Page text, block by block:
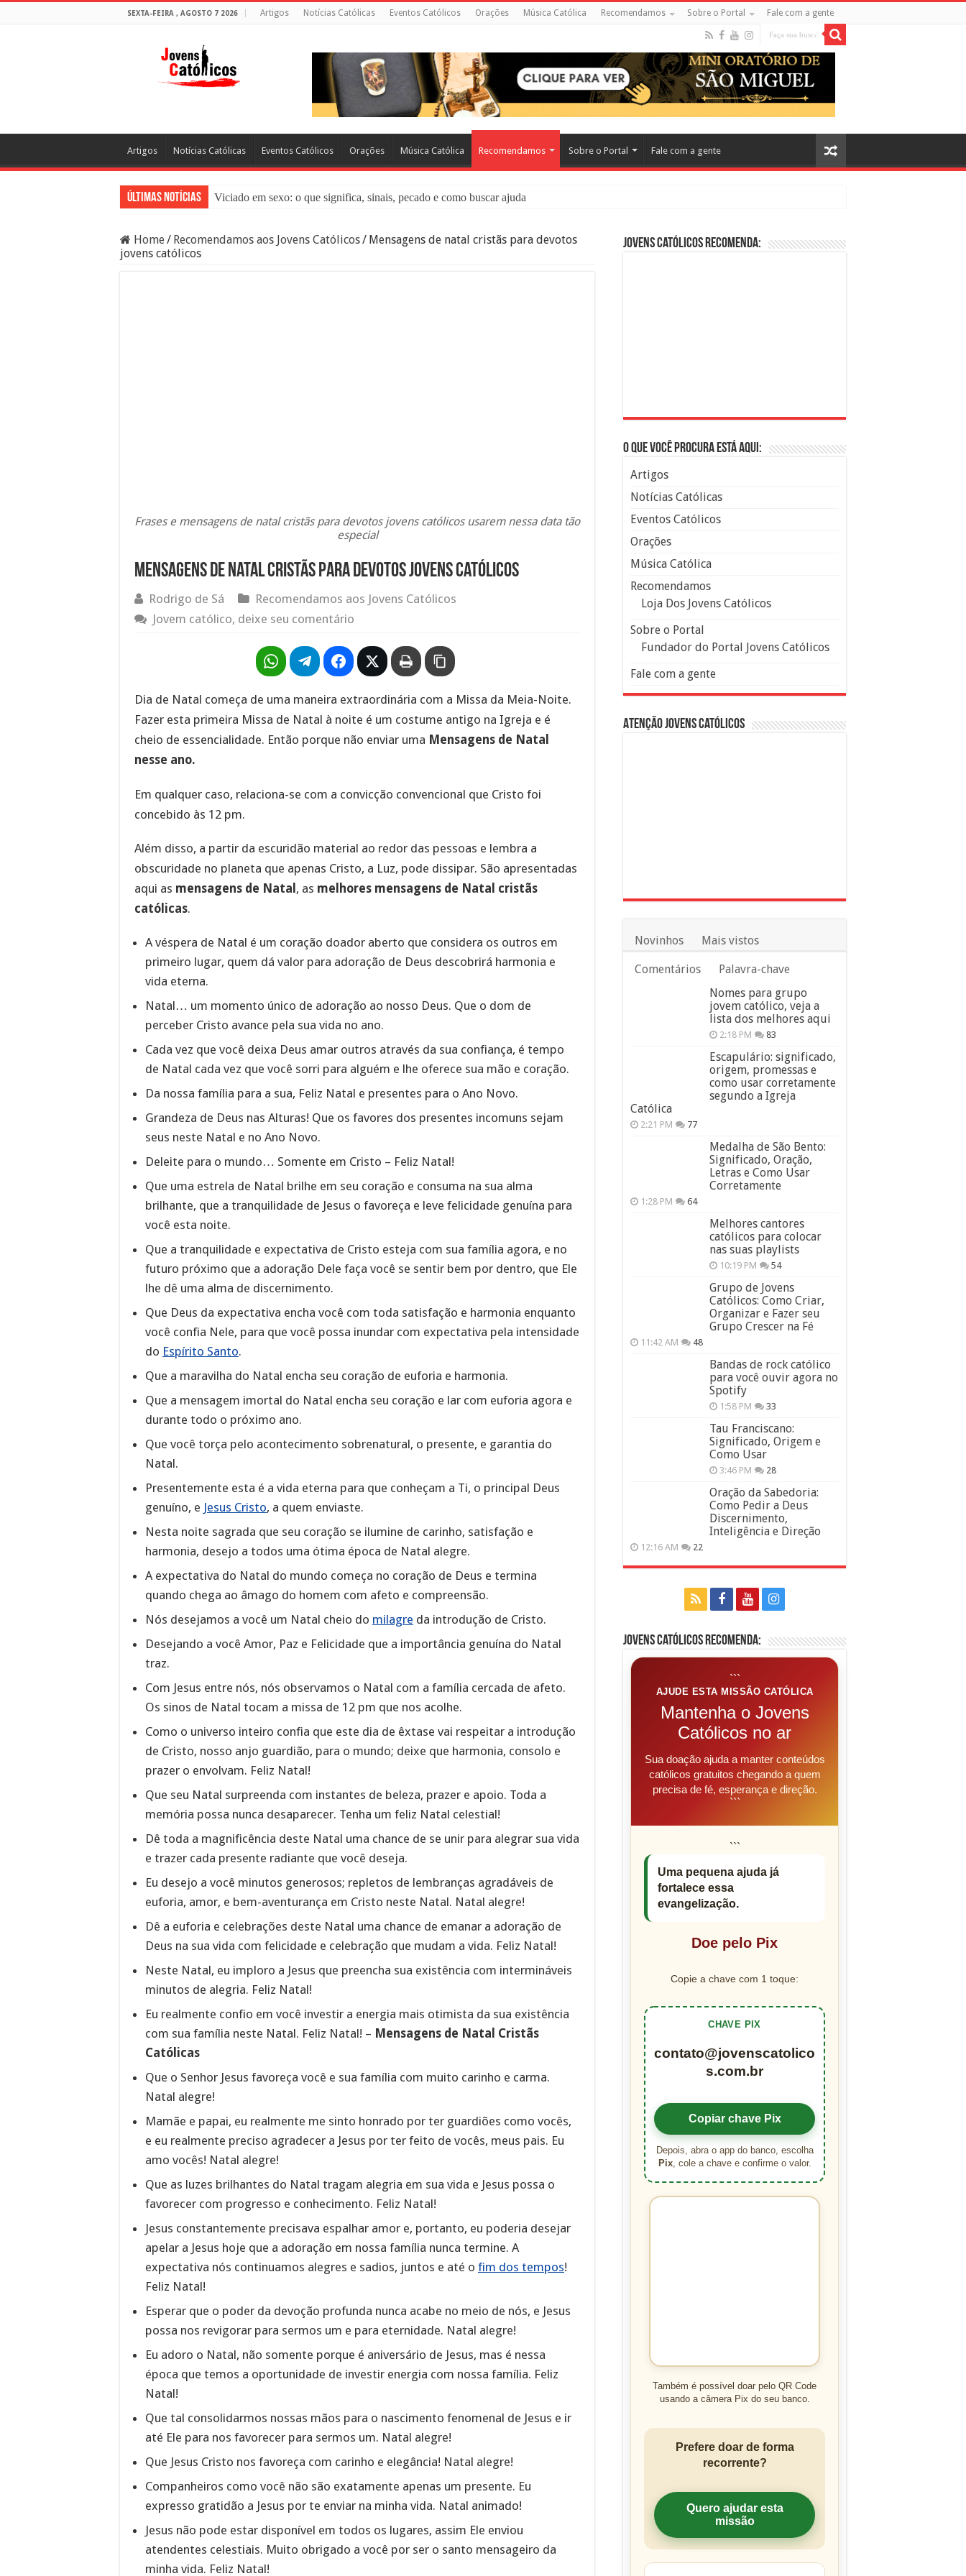
SEXTA-FEIRA , AGOSTO 7 2026 Artigos Notícias Católicas Eventos Católicos Orações Música Católica Recomendamos Sobre o Portal Fale com a gente
Artigos Notícias Católicas Eventos Católicos Orações Música Católica Recomendamos Sobre o Portal Fale com a gente
Últimas Notícias
Viciado em sexo: o que significa, sinais, pecado e como buscar ajuda
Filme Sagrado Coração – Seu Reino Não Terá Fim: O Documentário Que Vai Tocar os Católicos no Cinema
Home/ Recomendamos aos Jovens Católicos/ Mensagens de natal cristãs para devotos
jovens católicos
Frases e mensagens de natal cristãs para devotos jovens católicos usarem nessa data tão
especial
Mensagens de natal cristãs para devotos jovens católicos
Rodrigo de Sá
Recomendamos aos Jovens Católicos
Jovem católico, deixe seu comentário
Dia de Natal começa de uma maneira extraordinária com a Missa da Meia-Noite.
Fazer esta primeira Missa de Natal à noite é um costume antigo na Igreja e é
cheio de essencialidade. Então porque não enviar uma Mensagens de Natal
nesse ano.
Em qualquer caso, relaciona-se com a convicção convencional que Cristo foi
concebido às 12 pm.
Além disso, a partir da escuridão material ao redor das pessoas e lembra a
obscuridade no planeta que apenas Cristo, a Luz, pode dissipar. São apresentadas
aqui as mensagens de Natal , as melhores mensagens de Natal cristãs
católicas.
A véspera de Natal é um coração doador aberto que considera os outros em
primeiro lugar, quem dá valor para adoração de Deus descobrirá harmonia e
vida eterna.
Natal… um momento único de adoração ao nosso Deus. Que o dom de
perceber Cristo avance pela sua vida no ano.
Cada vez que você deixa Deus amar outros através da sua confiança, é tempo
de Natal cada vez que você sorri para alguém e lhe oferece sua mão e coração.
Da nossa família para a sua, Feliz Natal e presentes para o Ano Novo.
Grandeza de Deus nas Alturas! Que os favores dos presentes incomuns sejam
seus neste Natal e no Ano Novo.
Deleite para o mundo… Somente em Cristo – Feliz Natal!
Que uma estrela de Natal brilhe em seu coração e consuma na sua alma
brilhante, que a tranquilidade de Jesus o favoreça e leve felicidade genuína para
você esta noite.
Que a tranquilidade e expectativa de Cristo esteja com sua família agora, e no
futuro próximo que a adoração Dele faça você se sentir bem por dentro, que Ele
lhe dê uma alma de discernimento.
Que Deus da expectativa encha você com toda satisfação e harmonia enquanto
você confia Nele, para que você possa inundar com expectativa pela intensidade
do Espírito Santo.
Que a maravilha do Natal encha seu coração de euforia e harmonia.
Que a mensagem imortal do Natal encha seu coração e lar com euforia agora e
durante todo o próximo ano.
Que você torça pelo acontecimento sobrenatural, o presente, e garantia do
Natal.
Presentemente esta é a vida eterna para que conheçam a Ti, o principal Deus
genuíno, e Jesus Cristo, a quem enviaste.
Nesta noite sagrada que seu coração se ilumine de carinho, satisfação e
harmonia, desejo a todos uma ótima época de Natal alegre.
A expectativa do Natal do mundo começa no coração de Deus e termina
quando chega ao âmago do homem com afeto e compreensão.
Nós desejamos a você um Natal cheio do milagre da introdução de Cristo.
Desejando a você Amor, Paz e Felicidade que a importância genuína do Natal
traz.
Com Jesus entre nós, nós observamos o Natal com a família cercada de afeto.
Os sinos de Natal tocam a missa de 12 pm que nos acolhe.
Como o universo inteiro confia que este dia de êxtase vai respeitar a introdução
de Cristo, nosso anjo guardião, para o mundo; deixe que harmonia, consolo e
prazer o envolvam. Feliz Natal!
Que seu Natal surpreenda com instantes de beleza, prazer e apoio. Toda a
memória possa nunca desaparecer. Tenha um feliz Natal celestial!
Dê toda a magnificência deste Natal uma chance de se unir para alegrar sua vida
e trazer cada presente radiante que você deseja.
Eu desejo a você minutos generosos; repletos de lembranças agradáveis de
euforia, amor, e bem-aventurança em Cristo neste Natal. Natal alegre!
Dê a euforia e celebrações deste Natal uma chance de emanar a adoração de
Deus na sua vida com felicidade e celebração que mudam a vida. Feliz Natal!
Neste Natal, eu imploro a Jesus que preencha sua existência com intermináveis
minutos de alegria. Feliz Natal!
Eu realmente confio em você investir a energia mais otimista da sua existência
com sua família neste Natal. Feliz Natal! – Mensagens de Natal Cristãs
Católicas
Que o Senhor Jesus favoreça você e sua família com muito carinho e carma.
Natal alegre!
Mamãe e papai, eu realmente me sinto honrado por ter guardiões como vocês,
e eu realmente preciso agradecer a Jesus por ter feito de vocês, meus pais. Eu
amo vocês! Natal alegre!
Que as luzes brilhantes do Natal tragam alegria em sua vida e Jesus possa o
favorecer com progresso e conhecimento. Feliz Natal!
Jesus constantemente precisava espalhar amor e, portanto, eu poderia desejar
apelar a Jesus hoje que a adoração em nossa família nunca termine. A
expectativa nós continuamos alegres e sadios, juntos e até o fim dos tempos!
Feliz Natal!
Esperar que o poder da devoção profunda nunca acabe no meio de nós, e Jesus
possa nos revigorar para sermos um e para eternidade. Natal alegre!
Eu adoro o Natal, não somente porque é aniversário de Jesus, mas é nessa
época que temos a oportunidade de investir energia com nossa família. Feliz
Natal!
Que tal consolidarmos nossas mãos para o nascimento fenomenal de Jesus e ir
até Ele para nos favorecer para sermos um. Natal alegre!
Que Jesus Cristo nos favoreça com carinho e elegância! Natal alegre!
Companheiros como você não são exatamente apenas um presente. Eu
expresso gratidão a Jesus por te enviar na minha vida. Natal animado!
Jesus não pode estar disponível em todos os lugares, assim Ele enviou
atendentes celestiais. Muito obrigado a você por ser o santo mensageiro da
minha vida. Feliz Natal!
Jovens Católicos Recomenda:
O que você procura está aqui:
Artigos
Notícias Católicas
Eventos Católicos
Orações
Música Católica
Recomendamos
Loja Dos Jovens Católicos
Sobre o Portal
Fundador do Portal Jovens Católicos
Fale com a gente
Atenção Jovens Católicos
Novinhos Mais vistos
Comentários
Palavra-chave
Nomes para grupo
jovem católico, veja a
lista dos melhores aqui
2:18 PM 83
Escapulário: significado,
origem, promessas e
como usar corretamente
segundo a Igreja
Católica
2:21 PM 77
Medalha de São Bento:
Significado, Oração,
Letras e Como Usar
Corretamente
1:28 PM 64
Melhores cantores
católicos para colocar
nas suas playlists
10:19 PM 54
Grupo de Jovens
Católicos: Como Criar,
Organizar e Fazer seu
Grupo Crescer na Fé
11:42 AM 48
Bandas de rock católico
para você ouvir agora no
Spotify
1:58 PM 33
Tau Franciscano:
Significado, Origem e
Como Usar
3:46 PM 28
Oração da Sabedoria:
Como Pedir a Deus
Discernimento,
Inteligência e Direção
12:16 AM 22
Jovens Católicos Recomenda:
```
AJUDE ESTA MISSÃO CATÓLICA
Mantenha o Jovens
Católicos no ar
Sua doação ajuda a manter conteúdos
católicos gratuitos chegando a quem
precisa de fé, esperança e direção.
```
```
Uma pequena ajuda já
fortalece essa
evangelização.
Doe pelo Pix
Copie a chave com 1 toque:
CHAVE PIX
contato@jovenscatolico
s.com.br
Copiar chave Pix
Depois, abra o app do banco, escolha
Pix, cole a chave e confirme o valor.
Também é possível doar pelo QR Code
usando a câmera Pix do seu banco.
Prefere doar de forma
recorrente?
Quero ajudar esta
missão